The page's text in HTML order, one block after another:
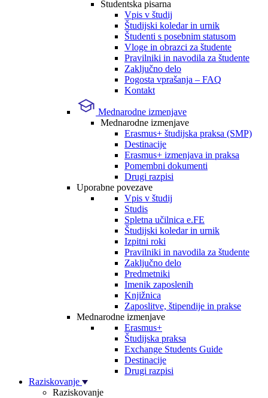
Študentska pisarna
Vpis v študij
Študijski koledar in urnik
Študenti s posebnim statusom
Vloge in obrazci za študente
Pravilniki in navodila za študente
Zaključno delo
Pogosta vprašanja – FAQ
Kontakt
Mednarodne izmenjave
Mednarodne izmenjave
Erasmus+ študijska praksa (SMP)
Destinacije
Erasmus+ izmenjava in praksa
Pomembni dokumenti
Drugi razpisi
Uporabne povezave
Vpis v študij
Studis
Spletna učilnica e.FE
Študijski koledar in urnik
Izpitni roki
Pravilniki in navodila za študente
Zaključno delo
Predmetniki
Imenik zaposlenih
Knjižnica
Zaposlitve, štipendije in prakse
Mednarodne izmenjave
Erasmus+
Študijska praksa
Exchange Students Guide
Destinacije
Drugi razpisi
Raziskovanje
Raziskovanje